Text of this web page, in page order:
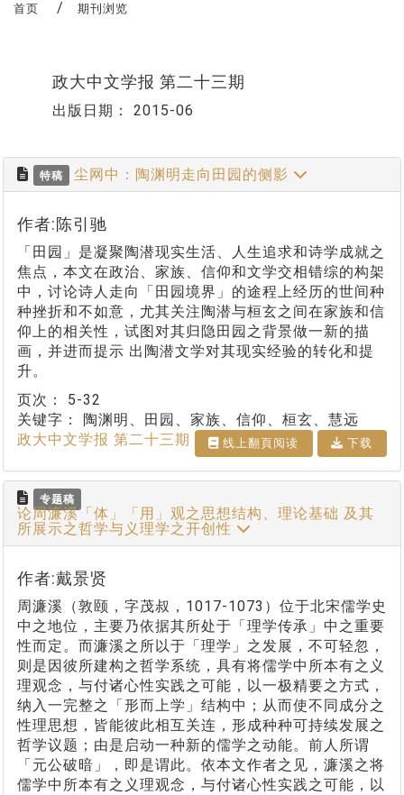
首页 期刊浏览
政大中文学报 第二十三期
出版日期： 2015-06
特稿 尘网中：陶渊明走向田园的侧影
作者:陈引驰
「田园」是凝聚陶潜现实生活、人生追求和诗学成就之
焦点，本文在政治、家族、信仰和文学交相错综的构架
中，讨论诗人走向「田园境界」的途程上经历的世间种
种挫折和不如意，尤其关注陶潜与桓玄之间在家族和信
仰上的相关性，试图对其归隐田园之背景做一新的描
画，并进而提示 出陶潜文学对其现实经验的转化和提
升。
页次： 5-32
关键字：
陶渊明、田园、家族、信仰、桓玄、慧远
政大中文学报 第二十三期
线上翻⾴阅读 下载
专题稿
论周濂溪「体」「用」观之思想结构、理论基础 及其
所展示之哲学与义理学之开创性
作者:戴景贤
周濂溪（敦颐，字茂叔，1017-1073）位于北宋儒学史
中之地位，主要乃依据其所处于「理学传承」中之重要
性而定。而濂溪之所以于「理学」之发展，不可轻忽，
则是因彼所建构之哲学系统，具有将儒学中所本有之义
理观念，与付诸心性实践之可能，以一极精要之方式，
纳入一完整之「形而上学」结构中；从而使不同成分之
性理思想，皆能彼此相互关连，形成种种可持续发展之
哲学议题；由是启动一种新的儒学之动能。前人所谓
「元公破暗」，即是谓此。依本文作者之见，濂溪之将
儒学中所本有之义理观念，与付诸心性实践之可能，以